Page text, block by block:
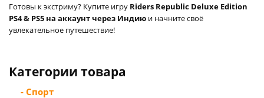
Готовы к экстриму? Купите игру Riders Republic Deluxe Edition
PS4 & PS5 на аккаунт через Индию и начните своё
увлекательное путешествие!
Категории товара
- Спорт